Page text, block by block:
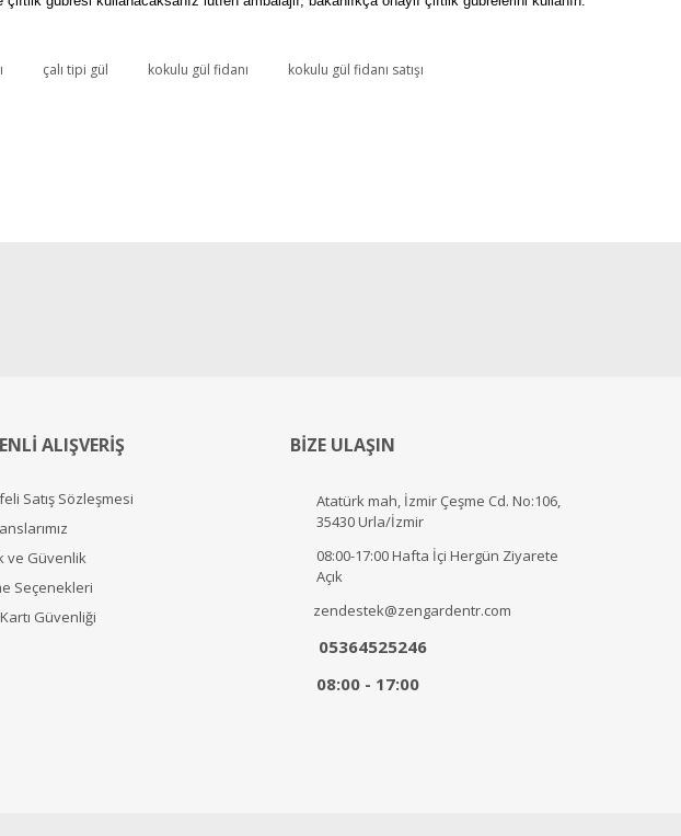
çalı tipi gül kokulu gül fidanı
kokulu gül fidanı satışı
ALIŞVERİŞ
Satış Sözleşmesi
ve Güvenlik
Seçenekleri
Güvenliği
BİZE ULAŞIN
Atatürk mah, İzmir Çeşme Cd. No:106,
35430 Urla/İzmir
08:00-17:00 Hafta İçi Hergün Ziyarete
Açık
zendestek@zengardentr.com
05364525246
08:00 - 17:00